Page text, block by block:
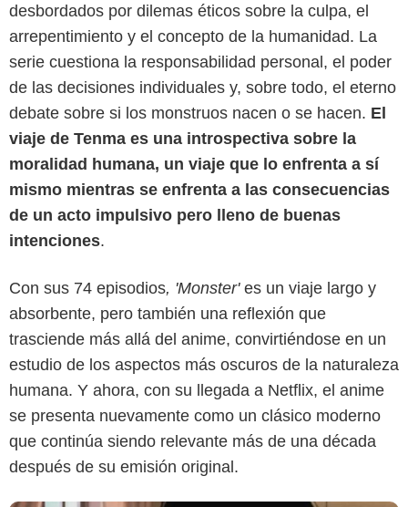
desbordados por dilemas éticos sobre la culpa, el
arrepentimiento y el concepto de la humanidad. La
serie cuestiona la responsabilidad personal, el poder
de las decisiones individuales y, sobre todo, el eterno
debate sobre si los monstruos nacen o se hacen. El
viaje de Tenma es una introspectiva sobre la
moralidad humana, un viaje que lo enfrenta a sí
mismo mientras se enfrenta a las consecuencias
de un acto impulsivo pero lleno de buenas
intenciones.
Con sus 74 episodios, 'Monster' es un viaje largo y
absorbente, pero también una reflexión que
trasciende más allá del anime, convirtiéndose en un
estudio de los aspectos más oscuros de la naturaleza
humana. Y ahora, con su llegada a Netflix, el anime
se presenta nuevamente como un clásico moderno
que continúa siendo relevante más de una década
después de su emisión original.
Netflix